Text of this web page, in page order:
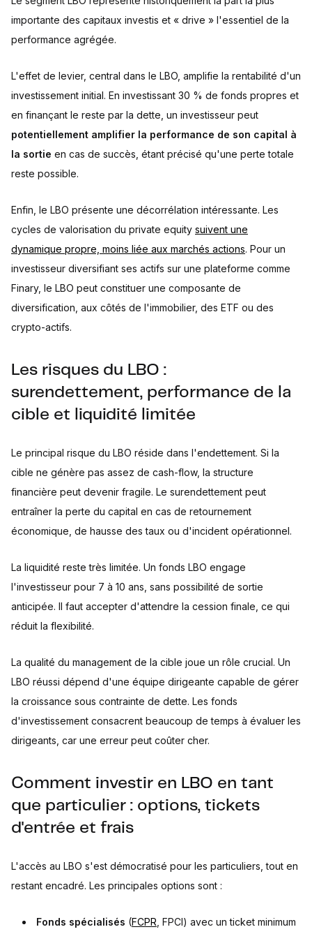
importante des capitaux investis et « drive » l'essentiel de la
performance agrégée.
L'effet de levier, central dans le LBO, amplifie la rentabilité d'un
investissement initial. En investissant 30 % de fonds propres et
en finançant le reste par la dette, un investisseur peut
potentiellement amplifier la performance de son capital à
la sortie en cas de succès, étant précisé qu'une perte totale
reste possible.
Enfin, le LBO présente une décorrélation intéressante. Les
cycles de valorisation du private equity suivent une
dynamique propre, moins liée aux marchés actions. Pour un
investisseur diversifiant ses actifs sur une plateforme comme
Finary, le LBO peut constituer une composante de
diversification, aux côtés de l'immobilier, des ETF ou des
crypto-actifs.
Les risques du LBO :
surendettement, performance de la
cible et liquidité limitée
Le principal risque du LBO réside dans l'endettement. Si la
cible ne génère pas assez de cash-flow, la structure
financière peut devenir fragile. Le surendettement peut
entraîner la perte du capital en cas de retournement
économique, de hausse des taux ou d'incident opérationnel.
La liquidité reste très limitée. Un fonds LBO engage
l'investisseur pour 7 à 10 ans, sans possibilité de sortie
anticipée. Il faut accepter d'attendre la cession finale, ce qui
réduit la flexibilité.
La qualité du management de la cible joue un rôle crucial. Un
LBO réussi dépend d'une équipe dirigeante capable de gérer
la croissance sous contrainte de dette. Les fonds
d'investissement consacrent beaucoup de temps à évaluer les
dirigeants, car une erreur peut coûter cher.
Comment investir en LBO en tant
que particulier : options, tickets
d'entrée et frais
L'accès au LBO s'est démocratisé pour les particuliers, tout en
restant encadré. Les principales options sont :
Fonds spécialisés (FCPR , FPCI) avec un ticket minimum